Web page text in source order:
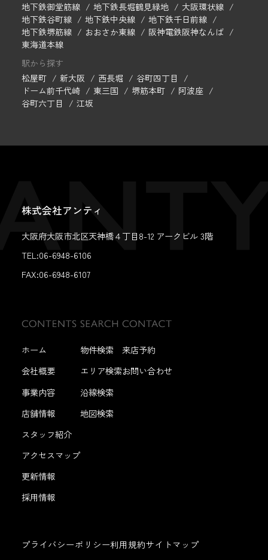
地下鉄御堂筋線
地下鉄長堀鶴見緑地
大阪環状線
地下鉄谷町線
地下鉄中央線
地下鉄千日前線
地下鉄堺筋線
おおさか東線
阪神電鉄阪神なんば
東海道本線
駅から探す
松屋町
新大阪 西長堀
谷町四丁目
ドーム前千代崎
東三国 堺筋本町
阿波座
谷町六丁目
江坂
株式会社アンティ
大阪府大阪市北区天神橋４丁目8-12 アークビル 3階
TEL:06-6948-6106
FAX:06-6948-6107
ホーム
会社概要
事業内容
店舗情報
スタッフ紹介
アクセスマップ
更新情報
採用情報
物件検索
エリア検索
沿線検索
地図検索
来店予約
お問い合わせ
プライバシーポリシー利用規約サイトマップ